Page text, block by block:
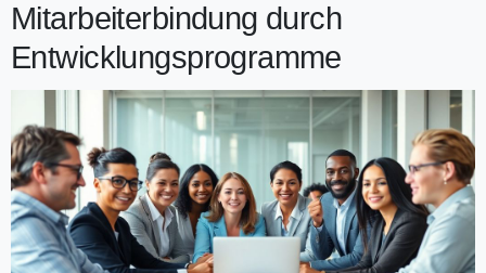
Mitarbeiterbindung durch
Entwicklungsprogramme